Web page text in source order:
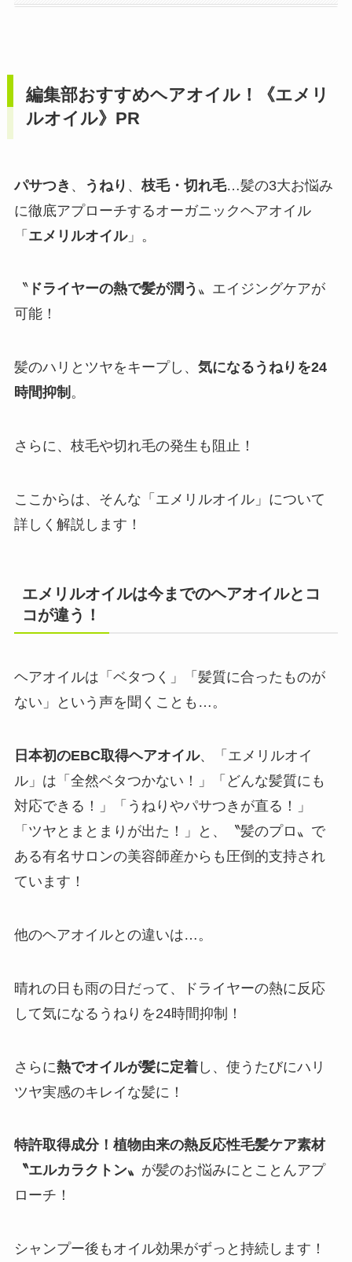
編集部おすすめヘアオイル！《エメリ
ルオイル》PR
パサつき 、 うねり 、 枝毛・切れ毛…髪の3大お悩み
に徹底アプローチするオーガニックヘアオイル
「 エメリルオイル」。
〝ドライヤーの熱で髪が潤う 〟エイジングケアが
可能！
髪のハリとツヤをキープし、 気になるうねりを24
時間抑制 。
さらに、枝毛や切れ毛の発生も阻止！
ここからは、そんな「エメリルオイル」について
詳しく解説します！
エメリルオイルは今までのヘアオイルとコ
コが違う！
ヘアオイルは「ベタつく」「髪質に合ったものが
ない」という声を聞くことも…。
日本初のEBC取得ヘアオイル、「エメリルオイ
ル」は「全然ベタつかない！」「どんな髪質にも
対応できる！」「うねりやパサつきが直る！」
「ツヤとまとまりが出た！」と、〝髪のプロ〟で
ある有名サロンの美容師産からも圧倒的支持され
ています！
他のヘアオイルとの違いは…。
晴れの日も雨の日だって、ドライヤーの熱に反応
して気になるうねりを24時間抑制！
さらに熱でオイルが髪に定着し、使うたびにハリ
ツヤ実感のキレイな髪に！
特許取得成分！植物由来の熱反応性毛髪ケア素材
〝エルカラクトン〟 が髪のお悩みにとことんアプ
ローチ！
シャンプー後もオイル効果がずっと持続します！